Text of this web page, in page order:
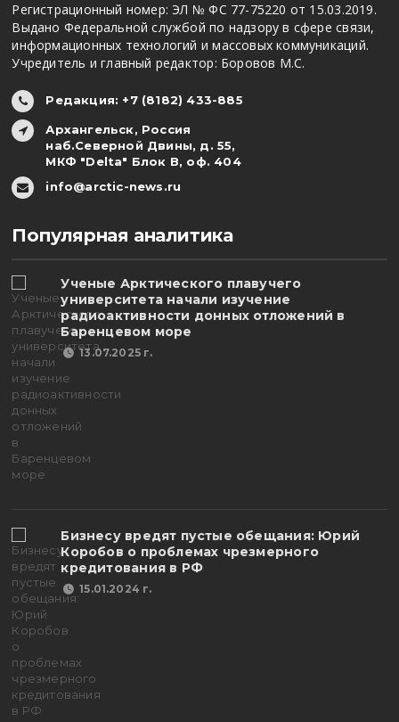
Регистрационный номер: ЭЛ № ФС 77-75220 от 15.03.2019.
Выдано Федеральной службой по надзору в сфере связи,
информационных технологий и массовых коммуникаций.
Учредитель и главный редактор: Боровов М.С.
Редакция: +7 (8182) 433-885
Архангельск, Россия
наб.Северной Двины, д. 55,
МКФ "Delta" Блок В, оф. 404
info@arctic-news.ru
Популярная аналитика
Ученые Арктического плавучего
университета начали изучение
радиоактивности донных отложений в
Баренцевом море
13.07.2025 г.
Бизнесу вредят пустые обещания: Юрий
Коробов о проблемах чрезмерного
кредитования в РФ
15.01.2024 г.